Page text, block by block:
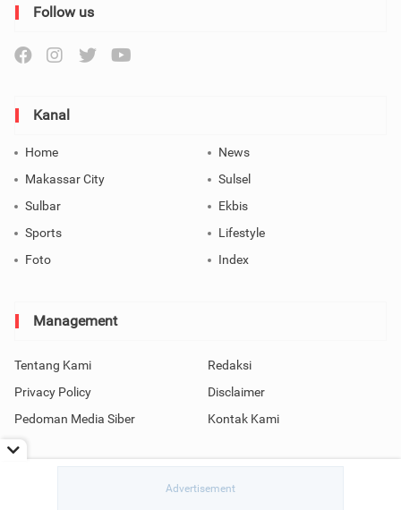
Follow us
Kanal
Home
News
Makassar City
Sulsel
Sulbar
Ekbis
Sports
Lifestyle
Foto
Index
Management
Tentang Kami
Redaksi
Privacy Policy
Disclaimer
Pedoman Media Siber
Kontak Kami
Copyright © 2026 SindoMakassar All Rights Reserved.